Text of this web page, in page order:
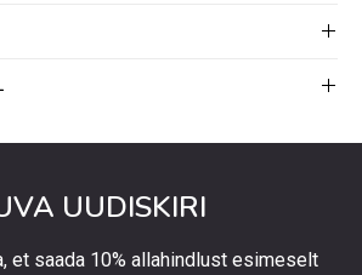
UUDISKIRI
et saada 10% allahindlust esimeselt